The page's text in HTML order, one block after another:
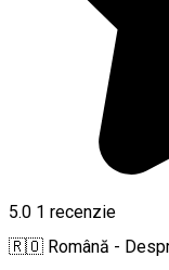
5.0 1 recenzie
🇷🇴 Română -